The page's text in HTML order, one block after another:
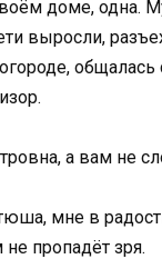
доме, одна.
выросли,
общалась
а вам не
мне в
пропадёт зря.